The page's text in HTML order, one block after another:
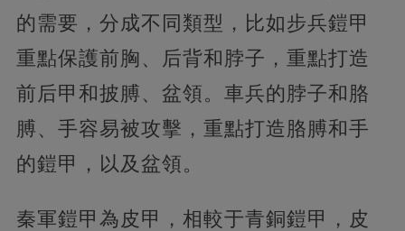
的需要，分成不同類型，比如步兵鎧甲
重點保護前胸、后背和脖子，重點打造
前后甲和披膊、盆領。車兵的脖子和胳
膊、手容易被攻擊，重點打造胳膊和手
的鎧甲，以及盆領。
秦軍鎧甲為皮甲，相較于青銅鎧甲，皮